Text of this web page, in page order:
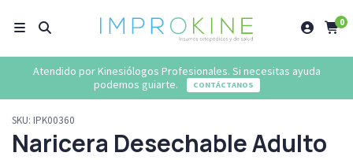
0
Atendido por Kinesiólogos Profesionales. Si necesitas ayuda
podemos guiarte.
CONTÁCTANOS
SKU: IPK00360
Naricera Desechable Adulto